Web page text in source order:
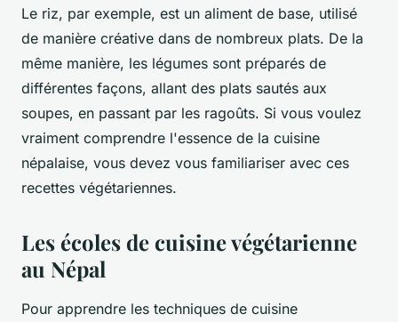
Le riz, par exemple, est un aliment de base, utilisé
de manière créative dans de nombreux plats. De la
même manière, les légumes sont préparés de
différentes façons, allant des plats sautés aux
soupes, en passant par les ragoûts. Si vous voulez
vraiment comprendre l'essence de la cuisine
népalaise, vous devez vous familiariser avec ces
recettes végétariennes.
Les écoles de cuisine végétarienne
au Népal
Pour apprendre les techniques de cuisine